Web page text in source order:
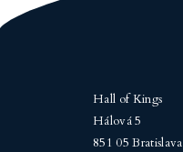
Hall of Kings
Hálová 5
851 05 Bratislava